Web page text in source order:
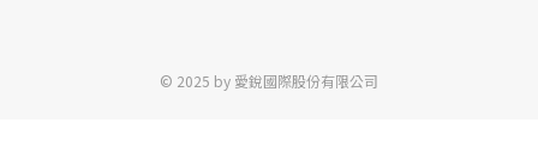
© 2025 by 愛銳國際股份有限公司